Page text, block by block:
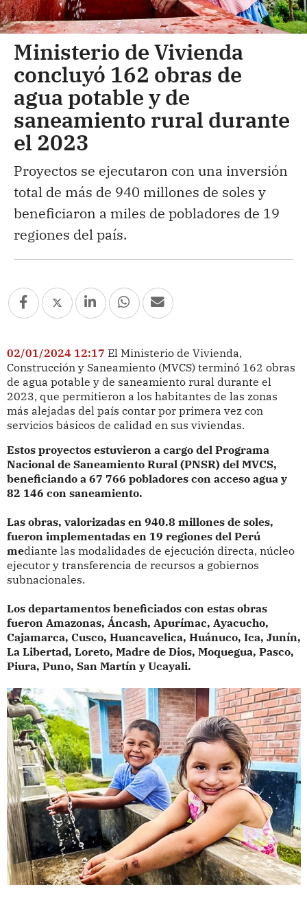
Ministerio de Vivienda
concluyó 162 obras de
agua potable y de
saneamiento rural durante
el 2023
Proyectos se ejecutaron con una inversión
total de más de 940 millones de soles y
beneficiaron a miles de pobladores de 19
regiones del país.
02/01/2024 12:17 El Ministerio de Vivienda,
Construcción y Saneamiento (MVCS) terminó 162 obras
de agua potable y de saneamiento rural durante el
2023, que permitieron a los habitantes de las zonas
más alejadas del país contar por primera vez con
servicios básicos de calidad en sus viviendas.
Estos proyectos estuvieron a cargo del Programa
Nacional de Saneamiento Rural (PNSR) del MVCS,
beneficiando a 67 766 pobladores con acceso agua y
82 146 con saneamiento.
Las obras, valorizadas en 940.8 millones de soles,
fueron implementadas en 19 regiones del Perú
mediante las modalidades de ejecución directa, núcleo
ejecutor y transferencia de recursos a gobiernos
subnacionales.
Los departamentos beneficiados con estas obras
fueron Amazonas, Áncash, Apurímac, Ayacucho,
Cajamarca, Cusco, Huancavelica, Huánuco, Ica, Junín,
La Libertad, Loreto, Madre de Dios, Moquegua, Pasco,
Piura, Puno, San Martín y Ucayali.